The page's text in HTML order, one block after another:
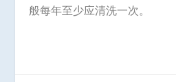
般每年至少应清洗一次。